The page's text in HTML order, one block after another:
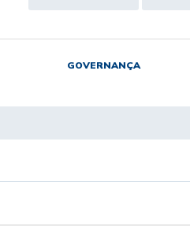
GOVERNANÇA